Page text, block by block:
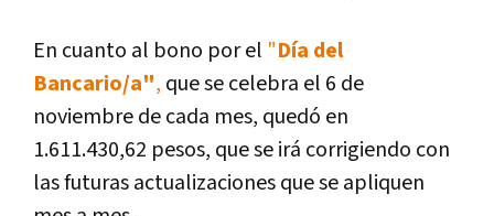
En cuanto al bono por el "Día del
Bancario/a", que se celebra el 6 de
noviembre de cada mes, quedó en
1.611.430,62 pesos, que se irá corrigiendo con
las futuras actualizaciones que se apliquen